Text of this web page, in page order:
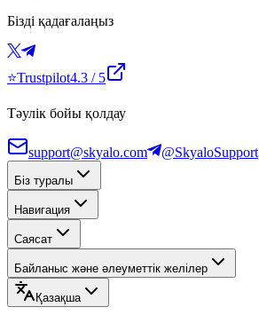
Бізді қадағалаңыз
⭐Trustpilot4.3 / 5
Тәулік бойы қолдау
support@skyalo.com @SkyaloSupport
Біз туралы
Навигация
Саясат
Байланыс және әлеуметтік желілер
Қазақша